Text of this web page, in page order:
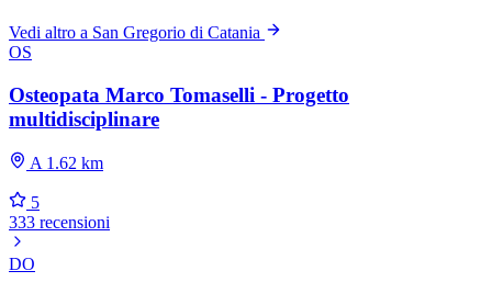
Vedi altro a San Gregorio di Catania
OS
Osteopata Marco Tomaselli - Progetto
multidisciplinare
A 1.62 km
5
333 recensioni
DO